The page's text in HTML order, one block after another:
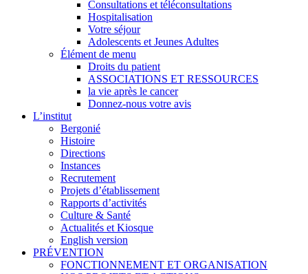
Consultations et téléconsultations
Hospitalisation
Votre séjour
Adolescents et Jeunes Adultes
Élément de menu
Droits du patient
ASSOCIATIONS ET RESSOURCES
la vie après le cancer
Donnez-nous votre avis
L’institut
Bergonié
Histoire
Directions
Instances
Recrutement
Projets d’établissement
Rapports d’activités
Culture & Santé
Actualités et Kiosque
English version
PRÉVENTION
FONCTIONNEMENT ET ORGANISATION